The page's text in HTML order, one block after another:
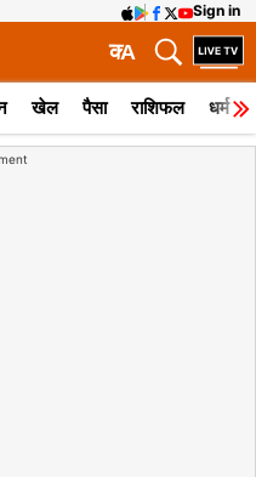
Sign in
A
क
खेल पैसा राशिफल धर्म